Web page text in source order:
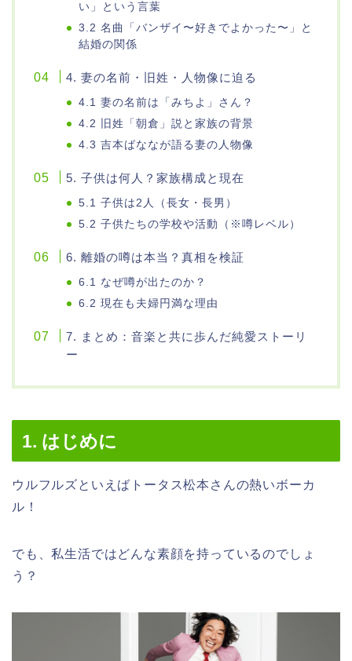
い」という言葉
3.2 名曲「バンザイ〜好きでよかった〜」と
結婚の関係
4. 妻の名前・旧姓・人物像に迫る
4.1 妻の名前は「みちよ」さん？
4.2 旧姓「朝倉」説と家族の背景
4.3 吉本ばななが語る妻の人物像
5. 子供は何人？家族構成と現在
5.1 子供は2人（長女・長男）
5.2 子供たちの学校や活動（※噂レベル）
6. 離婚の噂は本当？真相を検証
6.1 なぜ噂が出たのか？
6.2 現在も夫婦円満な理由
7. まとめ：音楽と共に歩んだ純愛ストーリ
ー
1. はじめに
ウルフルズといえばトータス松本さんの熱いボーカ
ル！
でも、私生活ではどんな素顔を持っているのでしょ
う？